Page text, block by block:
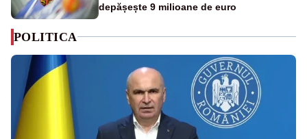
depășește 9 milioane de euro
POLITICA